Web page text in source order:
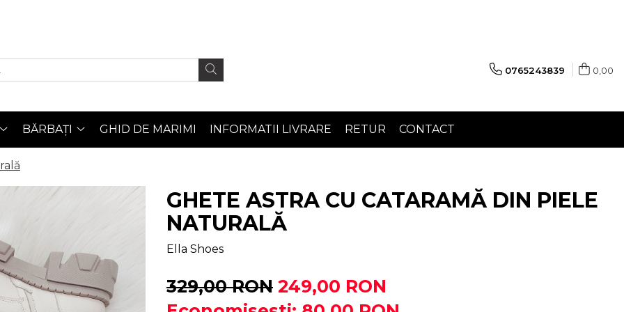
0765243839 0,00
BĂRBAȚI GHID DE MARIMI INFORMATII LIVRARE RETUR CONTACT
GHETE ASTRA CU CATARAMĂ DIN PIELE
NATURALĂ
Ella Shoes
329,00 RON 249,00 RON